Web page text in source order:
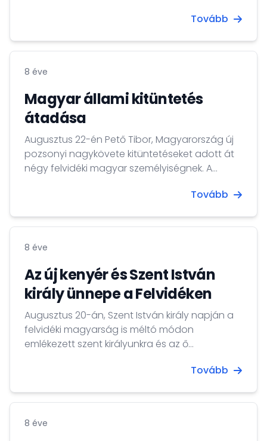
Tovább
8 éve
Magyar állami kitüntetés
átadása
Augusztus 22-én Pető Tibor, Magyarország új
pozsonyi nagykövete kitüntetéseket adott át
négy felvidéki magyar személyiségnek. A
személyiségek kapnak kitüntetést, akik
azonban felelősséggel is jár.
Tovább
8 éve
Az új kenyér és Szent István
király ünnepe a Felvidéken
Augusztus 20-án, Szent István király napján a
felvidéki magyarság is méltó módon
emlékezett szent királyunkra és az ő
Tovább
8 éve